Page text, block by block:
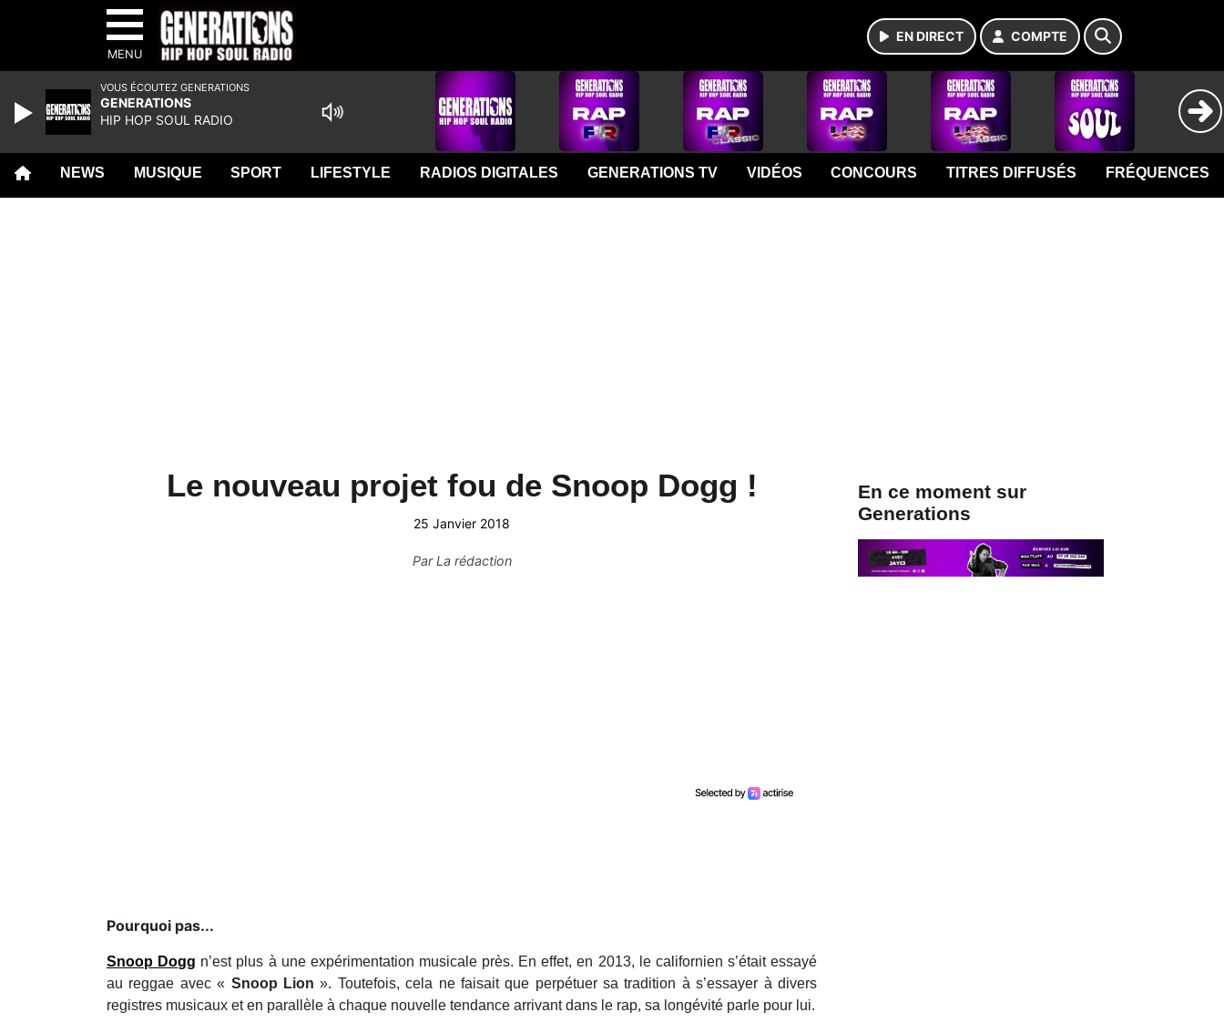
MENU
EN DIRECT COMPTE
NEWS MUSIQUE SPORT LIFESTYLE RADIOS DIGITALES GENERATIONS TV VIDÉOS CONCOURS TITRES DIFFUSÉS FRÉQUENCES
Le nouveau projet fou de Snoop Dogg !
25 Janvier 2018
ParLa rédaction
Pourquoi pas...
Snoop Dogg n’est plus à une expérimentation musicale près. En effet, en 2013, le californien s’était essayé
au reggae avec « Snoop Lion ». Toutefois, cela ne faisait que perpétuer sa tradition à s’essayer à divers
registres musicaux et en parallèle à chaque nouvelle tendance arrivant dans le rap, sa longévité parle pour lui.
En ce moment sur
Generations
VOUS ÉCOUTEZ GENERATIONS
GENERATIONS
HIP HOP SOUL RADIO